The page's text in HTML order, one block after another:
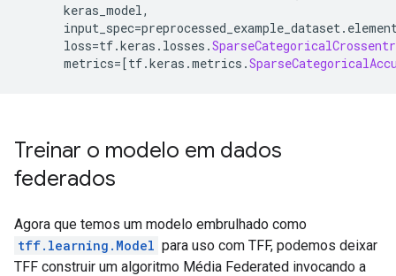
keras_model,
input_spec=preprocessed_example_dataset.
loss=tf.keras . losses .
metrics=[tf.keras .metrics .
Treinar o modelo em dados
federados
Agora que temos um modelo embrulhado como
tff.learning.Model para uso com TFF, podemos deixar
TFF construir um algoritmo Média Federated invocando a